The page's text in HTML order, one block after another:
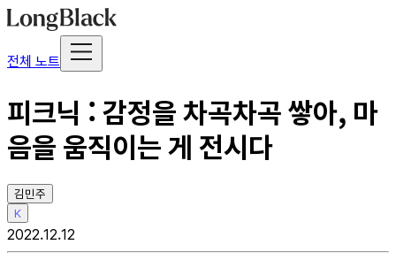
전체 노트
피크닉 : 감정을 차곡차곡 쌓아, 마
음을 움직이는 게 전시다
김민주
K
2022.12.12